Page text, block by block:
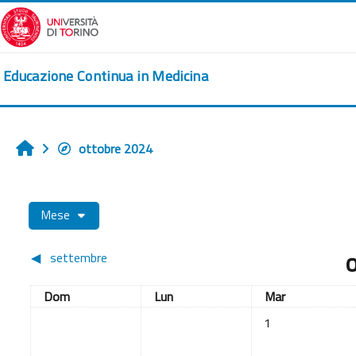
Vai al contenuto principale
Educazione Continua in Medicina
Homeottobre 2024
Mese
◀︎ settembre
Domenica
Dom Lunedi
Lun Martedì
Mar
Nessun evento,
1